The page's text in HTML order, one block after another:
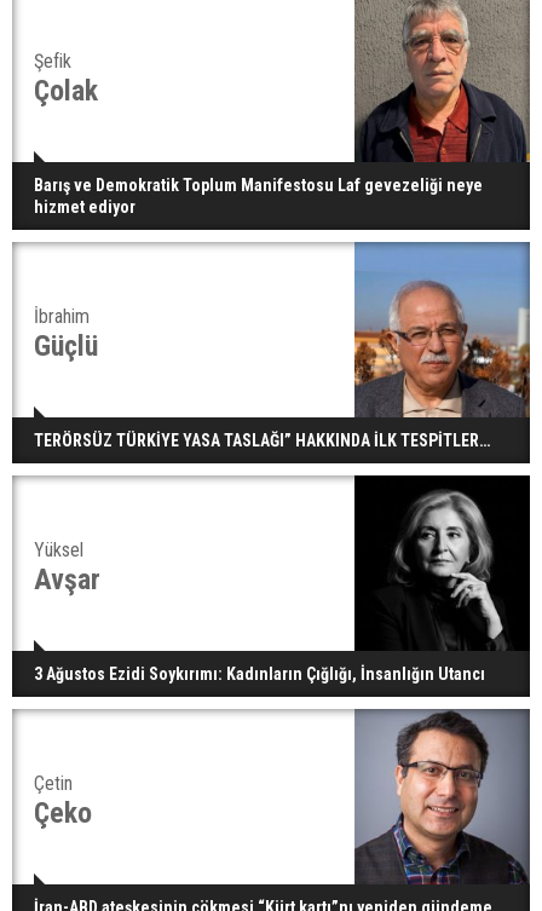
Şefik
Çolak
Barış ve Demokratik Toplum Manifestosu Laf gevezeliği neye
hizmet ediyor
İbrahim
Güçlü
TERÖRSÜZ TÜRKİYE YASA TASLAĞI” HAKKINDA İLK TESPİTLER…
Yüksel
Avşar
3 Ağustos Ezidi Soykırımı: Kadınların Çığlığı, İnsanlığın Utancı
Çetin
Çeko